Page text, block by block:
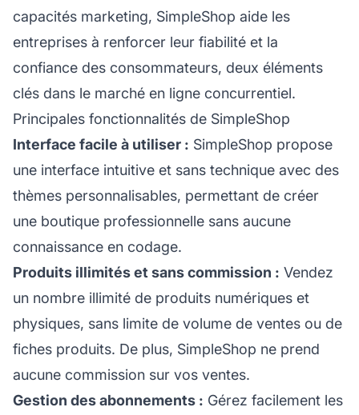
capacités marketing, SimpleShop aide les
entreprises à renforcer leur fiabilité et la
confiance des consommateurs, deux éléments
clés dans le marché en ligne concurrentiel.
Principales fonctionnalités de SimpleShop
Interface facile à utiliser : SimpleShop propose
une interface intuitive et sans technique avec des
thèmes personnalisables, permettant de créer
une boutique professionnelle sans aucune
connaissance en codage.
Produits illimités et sans commission : Vendez
un nombre illimité de produits numériques et
physiques, sans limite de volume de ventes ou de
fiches produits. De plus, SimpleShop ne prend
aucune commission sur vos ventes.
Gestion des abonnements : Gérez facilement les